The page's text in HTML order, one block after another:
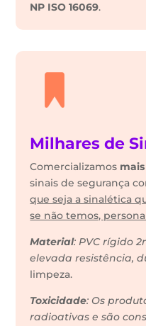
NP ISO 16069.
Milhares de
Comercializamos
sinais de segurança
que seja a sinalética
se não temos,
Material: PVC rígido
elevada resistência,
limpeza.
Toxicidade: Os
radioativas e são